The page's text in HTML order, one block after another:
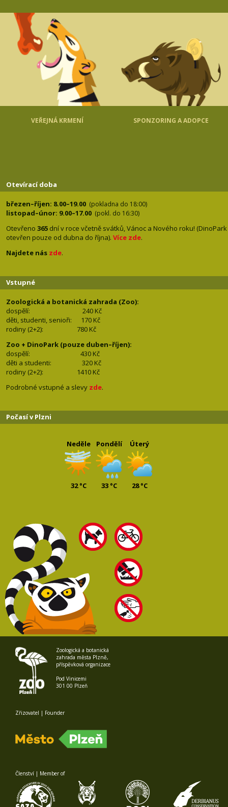
VEŘEJNÁ KRMENÍ SPONZORING A ADOPCE
Otevírací doba
březen–říjen: 8.00–19.00 (pokladna do 18:00)
listopad–únor: 9.00–17.00 (pokl. do 16:30)
Otevřeno 365 dní v roce včetně svátků, Vánoc a Nového roku! (DinoPark
otevřen pouze od dubna do října). Více zde.
Najdete nás zde.
Vstupné
Zoologická a botanická zahrada (Zoo):
dospělí:
240 Kč
děti, studenti, senioři: 170 Kč
rodiny (2+2): 780 Kč
Zoo + DinoPark (pouze duben–říjen):
dospělí: 430 Kč
děti a studenti: 320 Kč
rodiny (2+2): 1410 Kč
Podrobné vstupné a slevy zde.
Počasí v Plzni
Neděle
32 °C
Pondělí
33 °C
Úterý
28 °C
Zoologická a botanická
zahrada města Plzně,
příspěvková organizace
Pod Vinicemi
301 00 Plzeň
Zřizovatel | Founder
Členství | Member of